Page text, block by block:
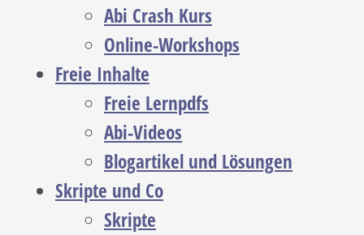
Abi Crash Kurs
Online-Workshops
Freie Inhalte
Freie Lernpdfs
Abi-Videos
Blogartikel und Lösungen
Skripte und Co
Skripte